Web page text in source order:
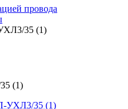
провода
35 (1)
(1)